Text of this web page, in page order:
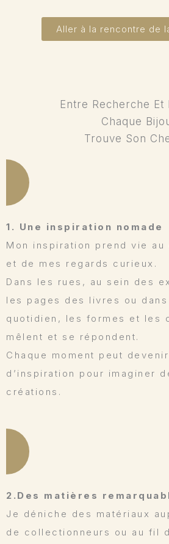
Aller à la rencontre de
Entre Recherche Et
Chaque
Trouve Son
1. Une inspiration nomade
Mon inspiration prend vie au
et de mes regards curieux.
Dans les rues, au sein des
les pages des livres ou
quotidien, les formes et les
mêlent et se répondent.
Chaque moment peut
d’inspiration pour imaginer
créations.
2.Des matières
Je déniche des matériaux
de collectionneurs ou au fil